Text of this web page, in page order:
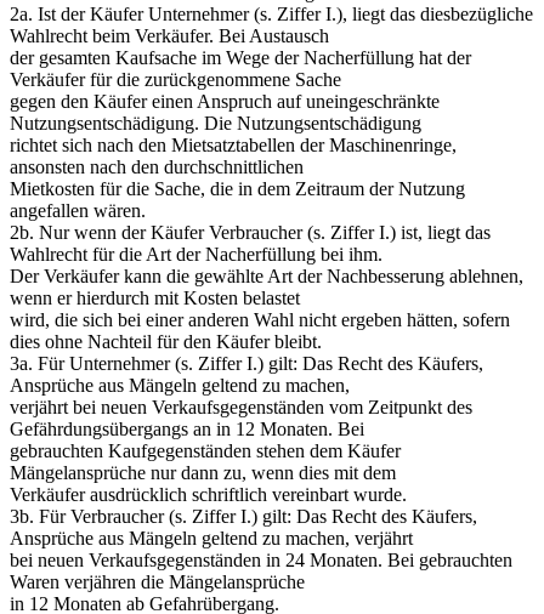
2a. Ist der Käufer Unternehmer (s. Ziffer I.), liegt das diesbezügliche
Wahlrecht beim Verkäufer. Bei Austausch
der gesamten Kaufsache im Wege der Nacherfüllung hat der
Verkäufer für die zurückgenommene Sache
gegen den Käufer einen Anspruch auf uneingeschränkte
Nutzungsentschädigung. Die Nutzungsentschädigung
richtet sich nach den Mietsatztabellen der Maschinenringe,
ansonsten nach den durchschnittlichen
Mietkosten für die Sache, die in dem Zeitraum der Nutzung
angefallen wären.
2b. Nur wenn der Käufer Verbraucher (s. Ziffer I.) ist, liegt das
Wahlrecht für die Art der Nacherfüllung bei ihm.
Der Verkäufer kann die gewählte Art der Nachbesserung ablehnen,
wenn er hierdurch mit Kosten belastet
wird, die sich bei einer anderen Wahl nicht ergeben hätten, sofern
dies ohne Nachteil für den Käufer bleibt.
3a. Für Unternehmer (s. Ziffer I.) gilt: Das Recht des Käufers,
Ansprüche aus Mängeln geltend zu machen,
verjährt bei neuen Verkaufsgegenständen vom Zeitpunkt des
Gefährdungsübergangs an in 12 Monaten. Bei
gebrauchten Kaufgegenständen stehen dem Käufer
Mängelansprüche nur dann zu, wenn dies mit dem
Verkäufer ausdrücklich schriftlich vereinbart wurde.
3b. Für Verbraucher (s. Ziffer I.) gilt: Das Recht des Käufers,
Ansprüche aus Mängeln geltend zu machen, verjährt
bei neuen Verkaufsgegenständen in 24 Monaten. Bei gebrauchten
Waren verjähren die Mängelansprüche
in 12 Monaten ab Gefahrübergang.